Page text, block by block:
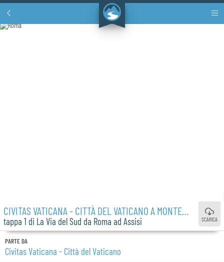
CIVITAS VATICANA - CITTÀ DEL VATICANO A MONTEROTONDO
tappa 1 di La Via del Sud da Roma ad Assisi SCARICA
PARTE DA
Civitas Vaticana - Città del Vaticano